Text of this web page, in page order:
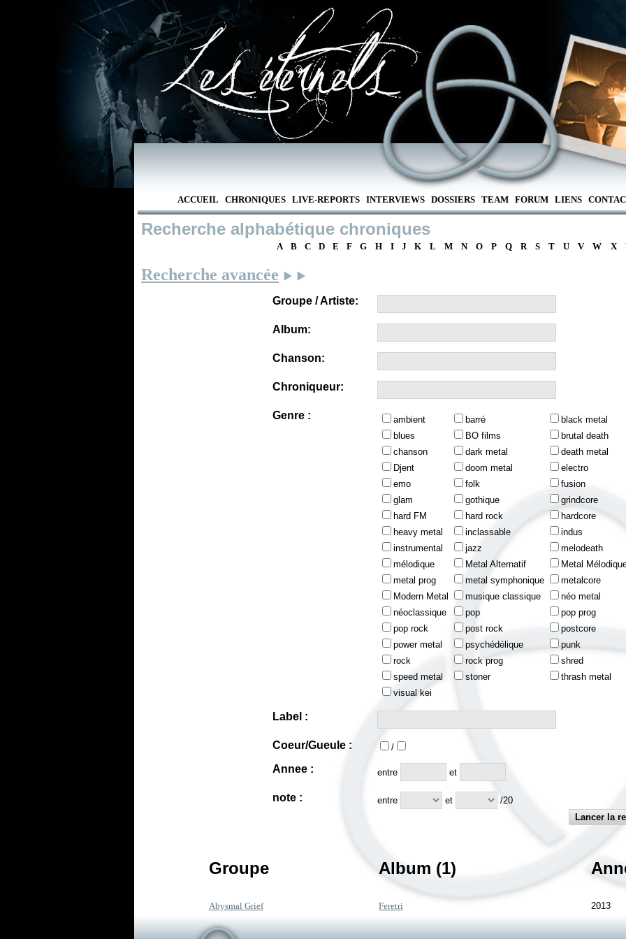
ACCUEIL CHRONIQUES LIVE-REPORTS INTERVIEWS DOSSIERS TEAM FORUM LIENS
Recherche alphabétique chroniques
A B C D E F G H I J K L M N O P Q R S T U V W X
Recherche avancée
Groupe / Artiste:
Album:
Chanson:
Chroniqueur:
Genre : ambient barré
black metal
blues
BO films
brutal death
chanson
dark metal
death metal
Djent
doom metal
electro
emo
folk
fusion
glam
gothique
grindcore
hard FM
hard rock
hardcore
heavy metal
inclassable
indus
instrumental
jazz
melodeath
mélodique
Metal Alternatif
Metal
metal prog
metal symphonique
metalcore
Modern Metal
musique classique
néo metal
néoclassique
pop
pop prog
pop rock
post rock
postcore
power metal
psychédélique
punk
rock
rock prog
shred
speed metal
stoner
thrash metal
visual kei
Label :
Coeur/Gueule : /
Annee : entre et
note : entre et /20
Groupe Album (1)
Abysmal Grief Feretri 2013